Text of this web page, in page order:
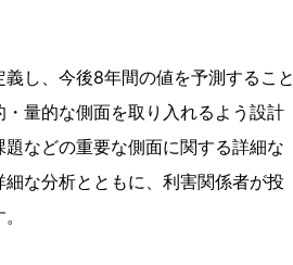
し、今後8年間の値を予測すること
量的な側面を取り入れるよう設計
などの重要な側面に関する詳細な
な分析とともに、利害関係者が投